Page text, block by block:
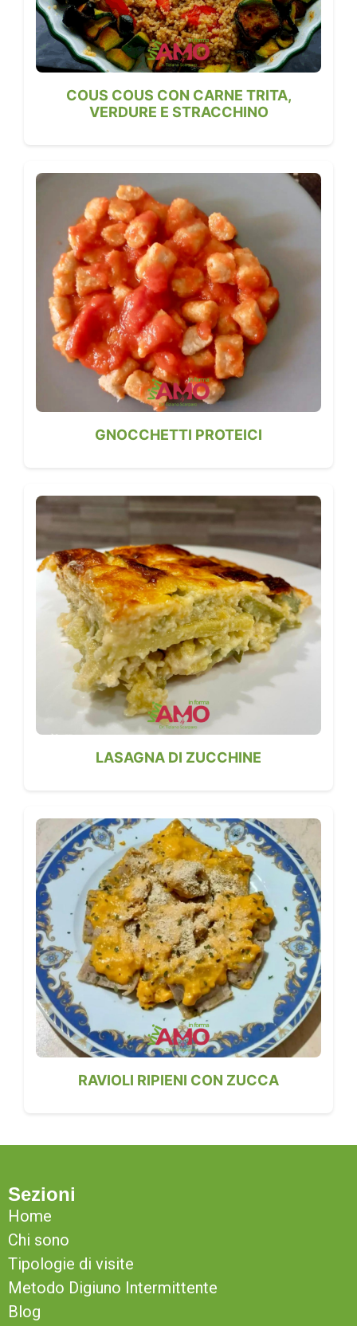
COUS COUS CON CARNE TRITA,
VERDURE E STRACCHINO
GNOCCHETTI PROTEICI
LASAGNA DI ZUCCHINE
RAVIOLI RIPIENI CON ZUCCA
Sezioni
Home
Chi sono
Tipologie di visite
Metodo Digiuno Intermittente
Blog